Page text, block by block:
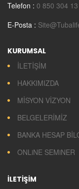
Telefon : 0 850 304
E-Posta :
KURUMSAL
İLETİŞİM
HAKKIMIZDA
MİSYON VİZYON
BELGELERİMİZ
BANKA HESAP
ONLiNE SEMiNER
İLETİŞİM